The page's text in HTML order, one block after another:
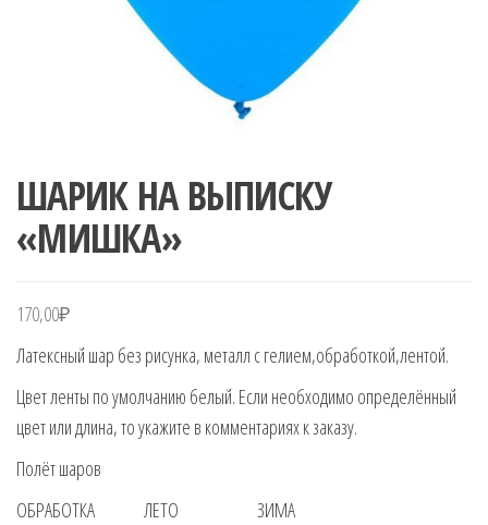
ШАРИК НА ВЫПИСКУ
«МИШКА»
170,00₽
Латексный шар без рисунка, металл с гелием,обработкой,лентой.
Цвет ленты по умолчанию белый. Если необходимо определённый
цвет или длина, то укажите в комментариях к заказу.
Полёт шаров
ОБРАБОТКА ЛЕТО ЗИМА